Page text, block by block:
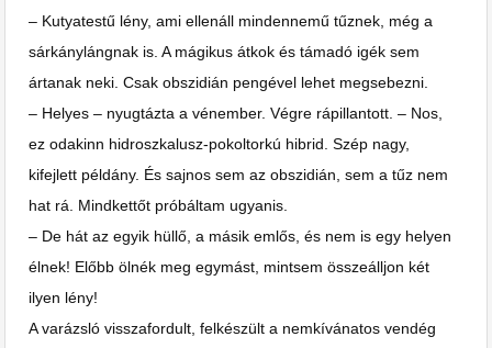
– Kutyatestű lény, ami ellenáll mindennemű tűznek, még a
sárkánylángnak is. A mágikus átkok és támadó igék sem
ártanak neki. Csak obszidián pengével lehet megsebezni.
– Helyes – nyugtázta a vénember. Végre rápillantott. – Nos,
ez odakinn hidroszkalusz-pokoltorkú hibrid. Szép nagy,
kifejlett példány. És sajnos sem az obszidián, sem a tűz nem
hat rá. Mindkettőt próbáltam ugyanis.
– De hát az egyik hüllő, a másik emlős, és nem is egy helyen
élnek! Előbb ölnék meg egymást, mintsem összeálljon két
ilyen lény!
A varázsló visszafordult, felkészült a nemkívánatos vendég